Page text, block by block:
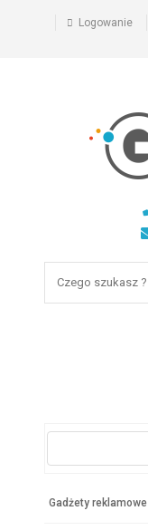
Logowanie
Gadżety reklamowe